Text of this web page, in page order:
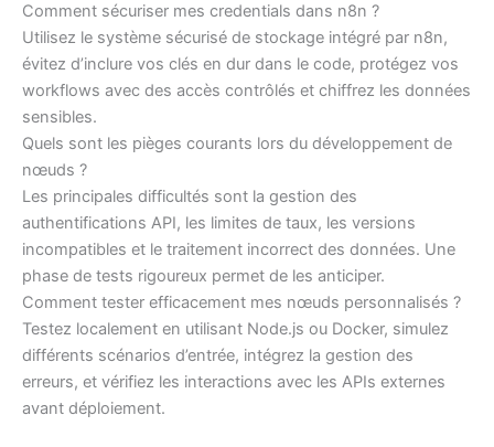
Comment sécuriser mes credentials dans n8n ?
Utilisez le système sécurisé de stockage intégré par n8n,
évitez d’inclure vos clés en dur dans le code, protégez vos
workflows avec des accès contrôlés et chiffrez les données
sensibles.
Quels sont les pièges courants lors du développement de
nœuds ?
Les principales difficultés sont la gestion des
authentifications API, les limites de taux, les versions
incompatibles et le traitement incorrect des données. Une
phase de tests rigoureux permet de les anticiper.
Comment tester efficacement mes nœuds personnalisés ?
Testez localement en utilisant Node.js ou Docker, simulez
différents scénarios d’entrée, intégrez la gestion des
erreurs, et vérifiez les interactions avec les APIs externes
avant déploiement.